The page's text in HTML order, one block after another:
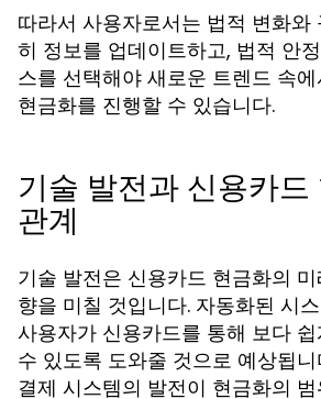
따라서 사용자로서는 법적 변화와
히 정보를 업데이트하고, 법적 안
스를 선택해야 새로운 트렌드 속
현금화를 진행할 수 있습니다.
기술 발전과 신용카드
관계
기술 발전은 신용카드 현금화의
향을 미칠 것입니다. 자동화된 시
사용자가 신용카드를 통해 보다
수 있도록 도와줄 것으로 예상됩
결제 시스템의 발전이 현금화의